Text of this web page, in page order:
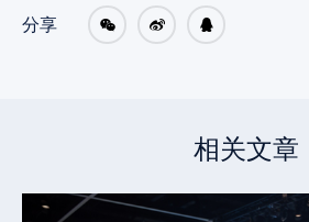
分享
相关文章